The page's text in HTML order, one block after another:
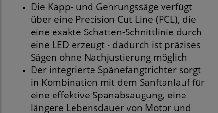
Die Kapp- und Gehrungssäge verfügt
über eine Precision Cut Line (PCL), die
eine exakte Schatten-Schnittlinie durch
eine LED erzeugt - dadurch ist präzises
Sägen ohne Nachjustierung möglich
Der integrierte Spänefangtrichter sorgt
in Kombination mit dem Sanftanlauf für
eine effektive Spanabsaugung, eine
längere Lebensdauer von Motor und